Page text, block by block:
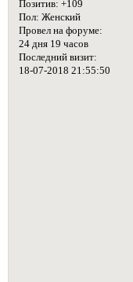
Позитив: +109
Пол: Женский
Провел на форуме:
24 дня 19 часов
Последний визит:
18-07-2018 21:55:50